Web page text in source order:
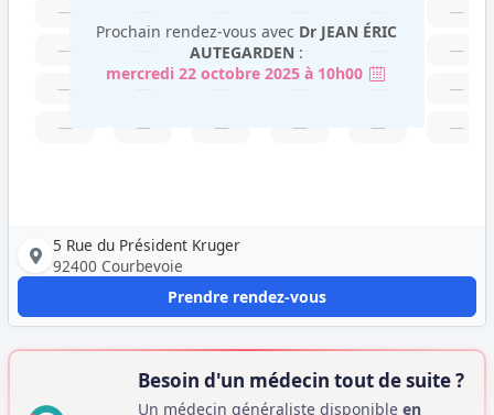
—
—
—
—
—
—
—
—
—
—
—
—
—
—
Prochain rendez-vous avec Dr JEAN ÉRIC
AUTEGARDEN :
mercredi 22 octobre 2025 à 10h00
5 Rue du Président Kruger
92400 Courbevoie
Prendre rendez-vous
Besoin d'un médecin tout de suite ?
Un médecin généraliste disponibleen